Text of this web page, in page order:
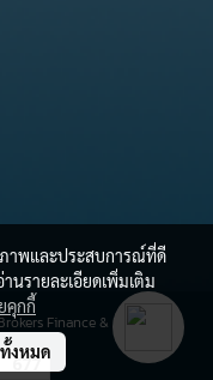
Finance & Business
677
ภาพและประสบการณ์ที่ดี
นรายละเอียดเพิ่มเติม
คุกกี้
งหมด